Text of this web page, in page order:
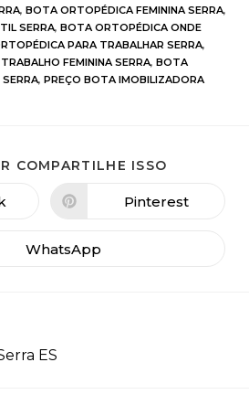
, BOTA ORTOPÉDICA FEMININA SERRA,
SERRA, BOTA ORTOPÉDICA ONDE
PARA TRABALHAR SERRA,
FEMININA SERRA, BOTA
, PREÇO BOTA IMOBILIZADORA
COMPARTILHE ISSO
Pinterest
WhatsApp
ES